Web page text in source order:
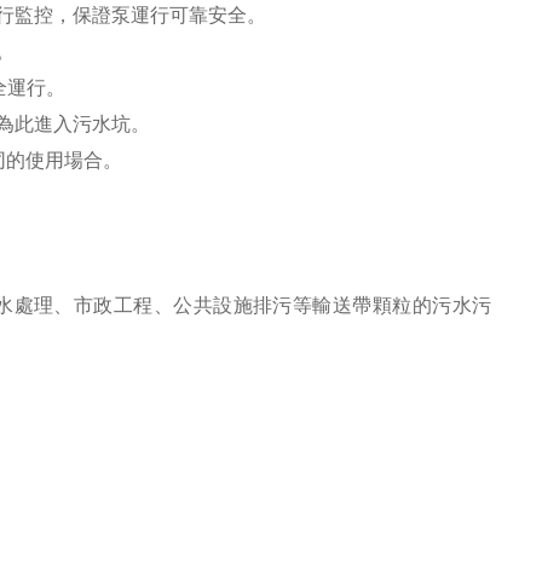
控，保證泵運行可靠安全。
行。
進入污水坑。
使用場合。
理、市政工程、公共設施排污等輸送帶顆粒的污水污